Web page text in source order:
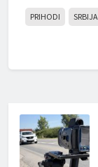
PRIHODI SRBIJA